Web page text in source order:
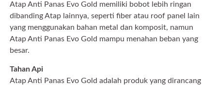
Atap Anti Panas Evo Gold memiliki bobot lebih ringan
dibanding Atap lainnya, seperti fiber atau roof panel lain
yang menggunakan bahan metal dan komposit, namun
Atap Anti Panas Evo Gold mampu menahan beban yang
besar.
Tahan Api
Atap Anti Panas Evo Gold adalah produk yang dirancang